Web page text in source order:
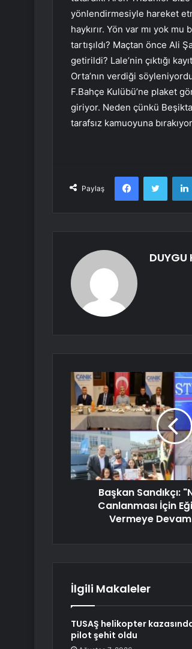
yönlendirmesiyle hareket
haykırır. Yön var mı yok
tartışıldı? Maçtan önce Ali
getirildi? Lale’nin çıktığı
Orta’nın verdiği
F.Bahçe Kulübü’ne plaket
giriyor. Neden çünkü
tarafsız kamuoyuna
Paylaş
Facebook
DUYGU
Başkan Sandıkçı:
Canlanması İçin
Vermeye
İlgili Makaleler
TUSAŞ helikopter
pilot şehit oldu